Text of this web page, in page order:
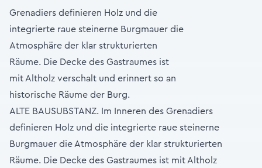
ALTE BAUSUBSTANZ. Im Inneren des Grenadiers
definieren Holz und die integrierte raue steinerne
Burgmauer die Atmosphäre der klar strukturierten
Räume. Die Decke des Gastraumes ist mit Altholz